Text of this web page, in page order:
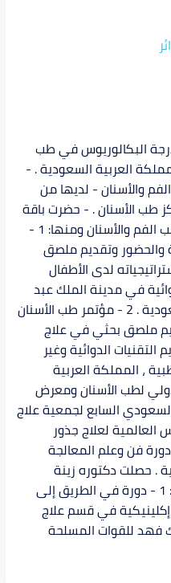
البكالوريوس في طب
العربية السعودية . -
والأسنان - لديها من
طب الأسنان . - حضرت باقة
من أفضل المؤتمرات المتعلقة بطب الفم والأسنان ومنها: 1 -
والحضور وتقديم ملصق
لدى الأطفال
في مدينة الملك عبد
الله الطبية بالمملكة العربية السعودية . 2 - مؤتمر طب الأسنان
ملصق بحثي في علاج
الدوائية وغير
، المملكة العربية
الدولي لطب الأسنان ومعرض
. 5 - المؤتمر السعودي السابع لجمعية علاج
العالمية لعلاج جذور
في دورة فن وعلم المعالجة
. حصلت دكتوره زينة
الشهرى على بعده دورات ومنها : 1 - دورة في الطريق إلى
الأسنان . 2 - دورة إكلينيكية في قسم علاج
للقوات المسلحة